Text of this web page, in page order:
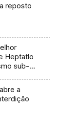
reposto
Heptatlo
sub-
a